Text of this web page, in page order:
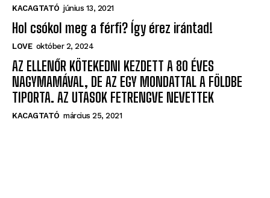
KACAGTATÓ június 13, 2021
Hol csókol meg a férfi? Így érez irántad!
LOVE október 2, 2024
AZ ELLENŐR KÖTEKEDNI KEZDETT A 80 ÉVES
NAGYMAMÁVAL, DE AZ EGY MONDATTAL A FÖLDBE
TIPORTA. AZ UTASOK FETRENGVE NEVETTEK
KACAGTATÓ március 25, 2021